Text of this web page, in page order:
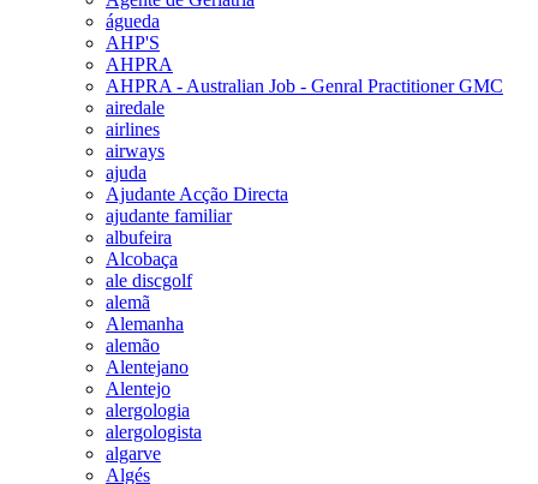
águeda
AHP'S
AHPRA
AHPRA - Australian Job - Genral Practitioner GMC
airedale
airlines
airways
ajuda
Ajudante Acção Directa
ajudante familiar
albufeira
Alcobaça
ale discgolf
alemã
Alemanha
alemão
Alentejano
Alentejo
alergologia
alergologista
algarve
Algés